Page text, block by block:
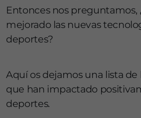
Entonces nos preguntamos,
mejorado las nuevas
deportes?
Aquí os dejamos una lista de
que han impactado
deportes.